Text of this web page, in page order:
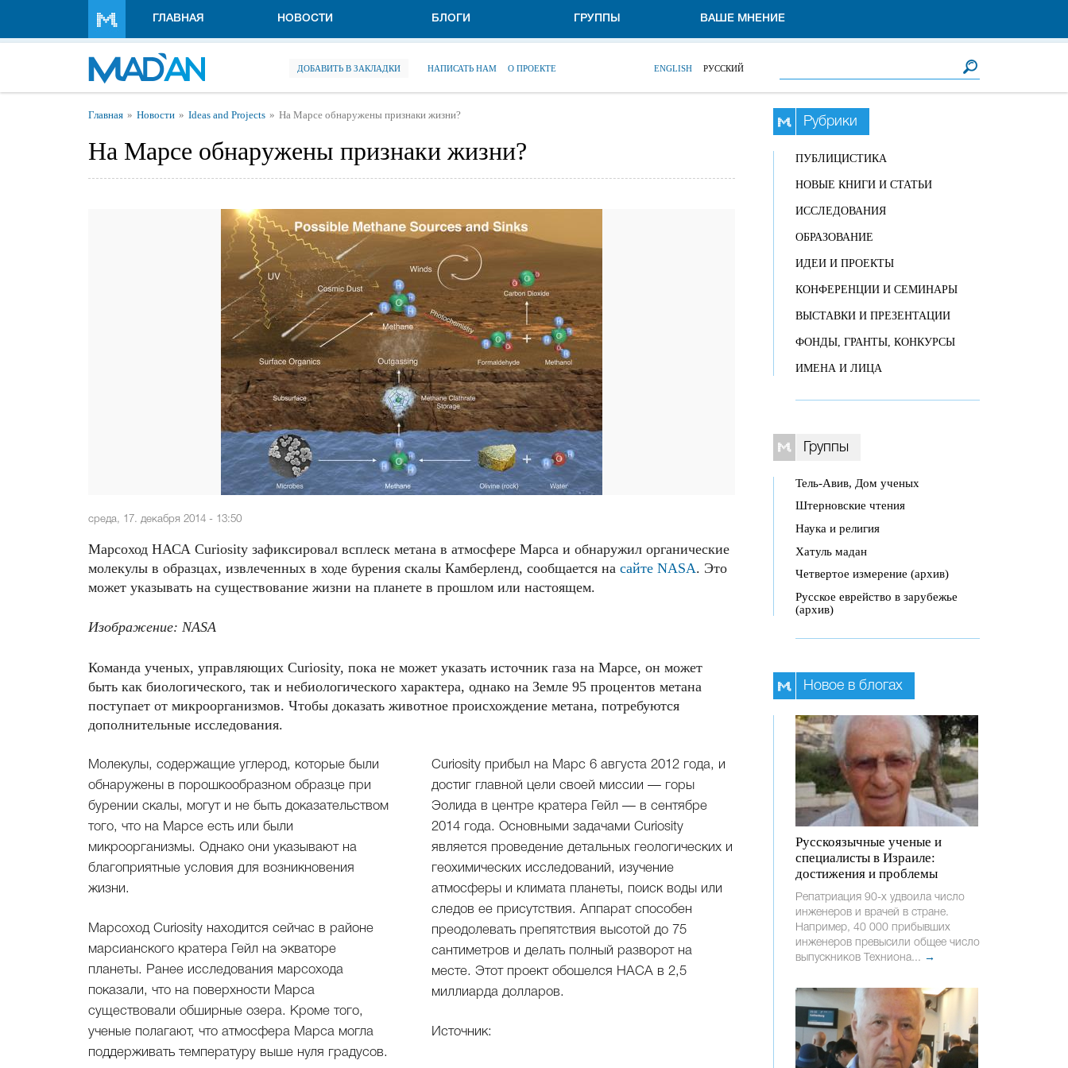
ГЛАВНАЯ НОВОСТИ БЛОГИ ГРУППЫ ВАШЕ МНЕНИЕ
ДОБАВИТЬ В ЗАКЛАДКИ НАПИСАТЬ НАМ О ПРОЕКТЕ ENGLISH РУССКИЙ
Вы здесь
Главная Новости Ideas and Projects На Марсе обнаружены признаки жизни?
На Марсе обнаружены признаки жизни?
среда, 17. декабря 2014 - 13:50
Марсоход НАСА Curiosity зафиксировал всплеск метана в атмосфере Марса и обнаружил органические
молекулы в образцах, извлеченных в ходе бурения скалы Камберленд, сообщается на сайте NАSА. Это
может указывать на существование жизни на планете в прошлом или настоящем.
Изображение: NASA
Команда ученых, управляющих Curiosity, пока не может указать источник газа на Марсе, он может
быть как биологического, так и небиологического характера, однако на Земле 95 процентов метана
поступает от микроорганизмов. Чтобы доказать животное происхождение метана, потребуются
дополнительные исследования.
Молекулы, содержащие углерод, которые были
обнаружены в порошкообразном образце при
бурении скалы, могут и не быть доказательством
того, что на Марсе есть или были
микроорганизмы. Однако они указывают на
благоприятные условия для возникновения
жизни.
Марсоход Curiosity находится сейчас в районе
марсианского кратера Гейл на экваторе
планеты. Ранее исследования марсохода
показали, что на поверхности Марса
существовали обширные озера. Кроме того,
ученые полагают, что атмосфера Марса могла
поддерживать температуру выше нуля градусов.
Curiosity прибыл на Марс 6 августа 2012 года, и
достиг главной цели своей миссии — горы
Эолида в центре кратера Гейл — в сентябре
2014 года. Основными задачами Curiosity
является проведение детальных геологических и
геохимических исследований, изучение
атмосферы и климата планеты, поиск воды или
следов ее присутствия. Аппарат способен
преодолевать препятствия высотой до 75
сантиметров и делать полный разворот на
месте. Этот проект обошелся НАСА в 2,5
миллиарда долларов.
Источник:
Рубрики
ПУБЛИЦИСТИКА
НОВЫЕ КНИГИ И СТАТЬИ
ИССЛЕДОВАНИЯ
ОБРАЗОВАНИЕ
ИДЕИ И ПРОЕКТЫ
КОНФЕРЕНЦИИ И СЕМИНАРЫ
ВЫСТАВКИ И ПРЕЗЕНТАЦИИ
ФОНДЫ, ГРАНТЫ, КОНКУРСЫ
ИМЕНА И ЛИЦА
Группы
Тель-Авив, Дом ученых
Штерновские чтения
Наука и религия
Хатуль мадан
Четвертое измерение (архив)
Русское еврейство в зарубежье
(архив)
Новое в блогах
Русскоязычные ученые и
специалисты в Израиле:
достижения и проблемы
Репатриация 90-х удвоила число
инженеров и врачей в стране.
Например, 40 000 прибывших
инженеров превысили общее число
выпускников Техниона... →